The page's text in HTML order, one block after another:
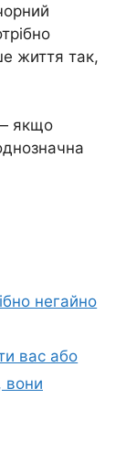
життя так,
якщо
негайно
вас або
вони